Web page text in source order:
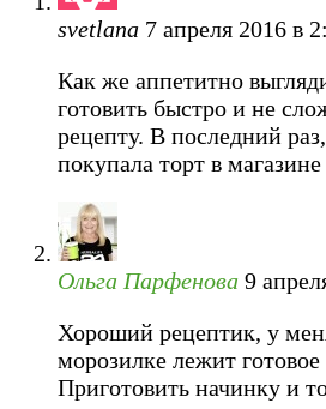
svetlana 7 апреля 2016 в
Как же аппетитно
готовить быстро и не
рецепту. В последний
покупала торт в
Ольга Парфенова 9
Хороший рецептик, у
морозилке лежит готовое
Приготовить начинку и